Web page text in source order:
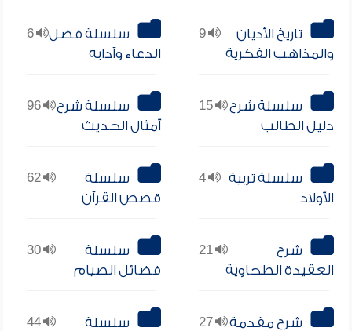
9
تاريخ الأديان
والمذاهب الفكرية
6
سلسلة فضل
الدعاء وآدابه
15
سلسلة شرح
دليل الطالب
96
سلسلة شرح
أمثال الحديث
4
سلسلة تربية
الأولاد
62
سلسلة
قصص القرآن
21
شرح
العقيدة الطحاوية
30
سلسلة
فضائل الصيام
27
شرح مقدمة
44
سلسلة